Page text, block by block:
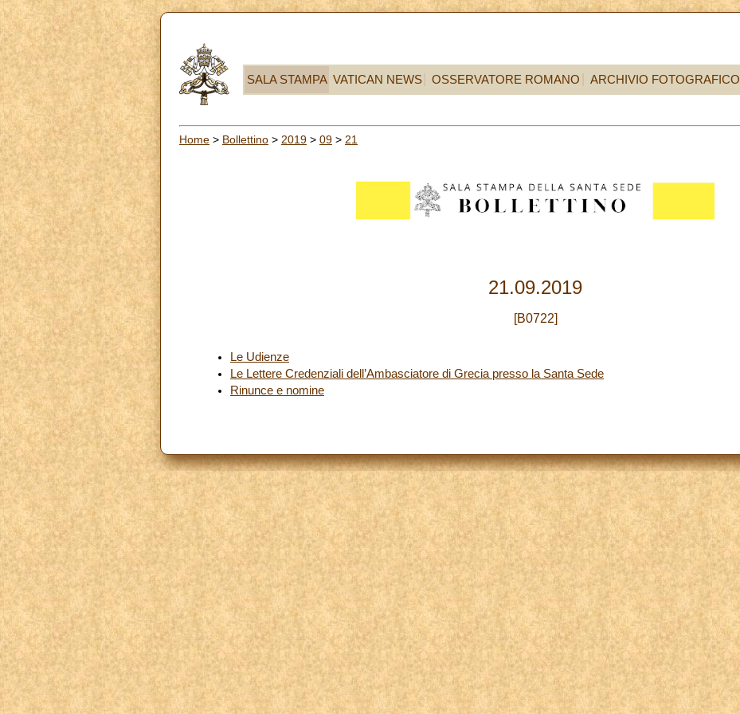
SALA STAMPA VATICAN NEWS OSSERVATORE ROMANO ARCHIVIO FOTOGRAFICO
Home > Bollettino > 2019 > 09 > 21
21.09.2019
[B0722]
Le Udienze
Le Lettere Credenziali dell’Ambasciatore di Grecia presso la Santa Sede
Rinunce e nomine